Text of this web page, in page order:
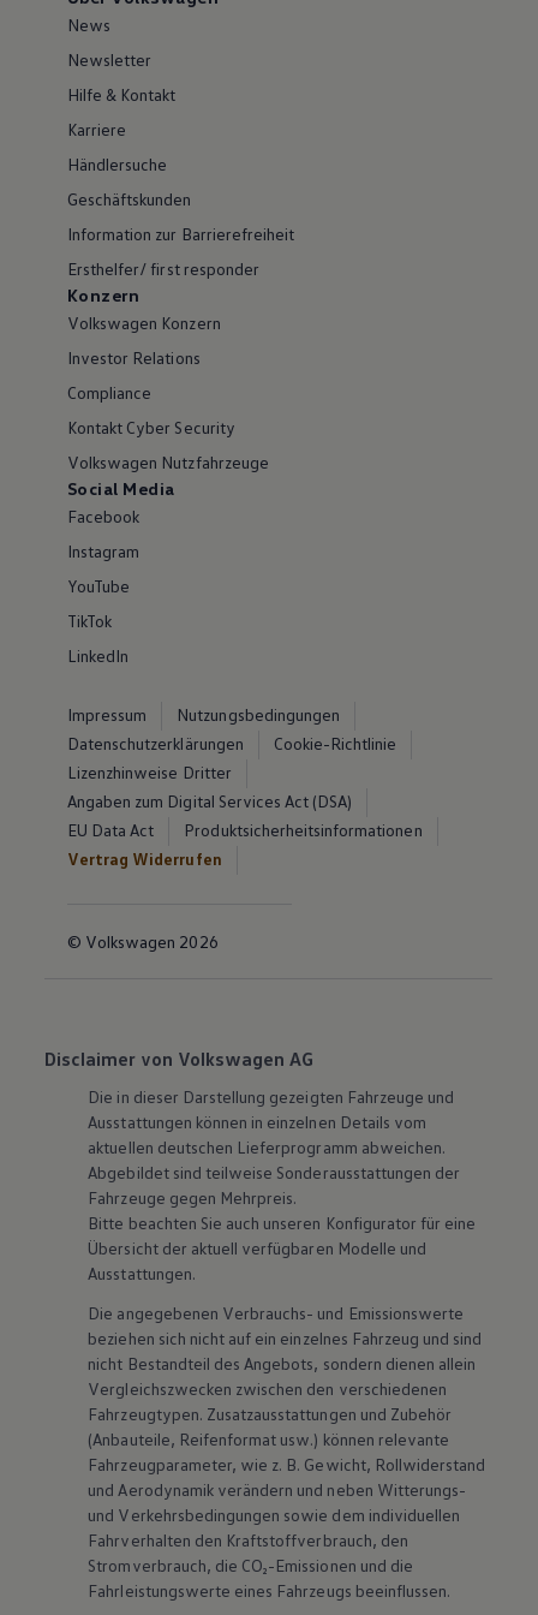
News
Newsletter
Hilfe & Kontakt
Karriere
Händlersuche
Geschäftskunden
Information zur Barrierefreiheit
Ersthelfer/ first responder
Konzern
Volkswagen Konzern
Investor Relations
Compliance
Kontakt Cyber Security
Volkswagen Nutzfahrzeuge
Social Media
Facebook
Instagram
YouTube
TikTok
LinkedIn
Impressum
Nutzungsbedingungen
Datenschutzerklärungen
Cookie-Richtlinie
Lizenzhinweise Dritter
Angaben zum Digital Services Act (DSA)
EU Data Act
Produktsicherheitsinformationen
Vertrag Widerrufen
© Volkswagen 2026
Disclaimer von Volkswagen AG
Die in dieser Darstellung gezeigten Fahrzeuge und
Ausstattungen können in einzelnen Details vom
aktuellen deutschen Lieferprogramm abweichen.
Abgebildet sind teilweise Sonderausstattungen der
Fahrzeuge gegen Mehrpreis.
Bitte beachten Sie auch unseren Konfigurator für eine
Übersicht der aktuell verfügbaren Modelle und
Ausstattungen.
Die angegebenen Verbrauchs- und Emissionswerte
beziehen sich nicht auf ein einzelnes Fahrzeug und sind
nicht Bestandteil des Angebots, sondern dienen allein
Vergleichszwecken zwischen den verschiedenen
Fahrzeugtypen. Zusatzausstattungen und Zubehör
(Anbauteile, Reifenformat usw.) können relevante
Fahrzeugparameter, wie z. B. Gewicht, Rollwiderstand
und Aerodynamik verändern und neben Witterungs-
und Verkehrsbedingungen sowie dem individuellen
Fahrverhalten den Kraftstoffverbrauch, den
Stromverbrauch, die CO₂-Emissionen und die
Fahrleistungswerte eines Fahrzeugs beeinflussen.